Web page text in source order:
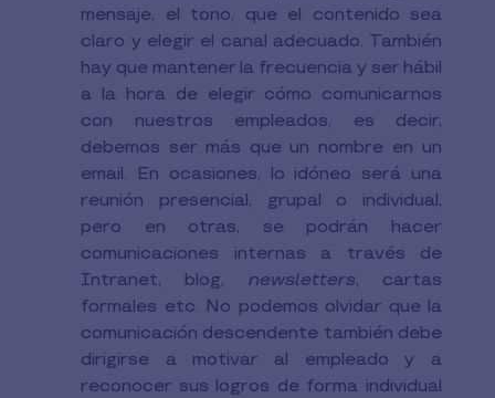
mensaje, el tono, que el contenido sea
claro y elegir el canal adecuado. También
hay que mantener la frecuencia y ser hábil
a la hora de elegir cómo comunicarnos
con nuestros empleados, es decir,
debemos ser más que un nombre en un
email. En ocasiones, lo idóneo será una
reunión presencial, grupal o individual,
pero en otras, se podrán hacer
comunicaciones internas a través de
Intranet, blog, newsletters, cartas
formales etc. No podemos olvidar que la
comunicación descendente también debe
dirigirse a motivar al empleado y a
reconocer sus logros de forma individual